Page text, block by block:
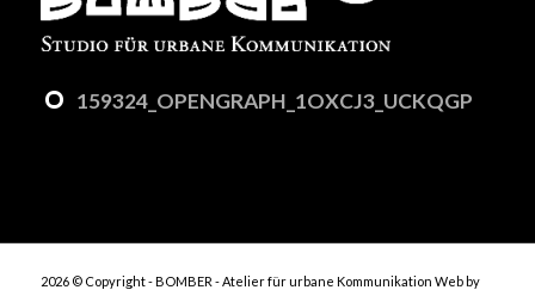
159324_OPENGRAPH_1OXCJ3_UCKQGP
2026 © Copyright - BOMBER - Atelier für urbane Kommunikation Web by